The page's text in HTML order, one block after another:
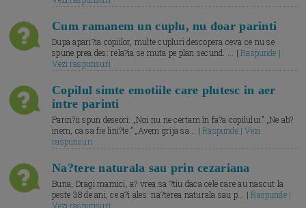
Cum ramanem un cuplu, nu doar parinti
Dupa apari?ia copiilor, multe cupluri descopera ceva ce nu se
spune prea des: rela?ia se muta pe plan secund. ... |Raspunde |
Vezi raspunsuri
Copilul simte emotiile care plutesc in aer
intre parinti
Parin?ii spun deseori: „Noi nu ne certam în fa?a copilului.” „Ne ab?
inem, ca sa fie lini?te.” „Avem grija sa... |Raspunde | Vezi
raspunsuri
Na?tere naturala sau prin cezariana
Buna, Dragi mamici, a? vrea sa ?tiu daca cele care au nascut la
peste 38 de ani, ce a?i ales: na?terea naturala sau p... |Raspunde |
Vezi raspunsuri